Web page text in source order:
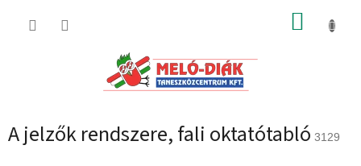
KOSÁR
A jelzők rendszere, fali oktatótabló 3129